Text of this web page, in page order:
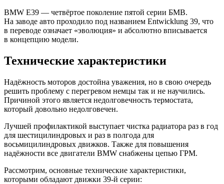
BMW Е39 — четвёртое поколение пятой серии БМВ.
На заводе авто проходило под названием Entwicklung 39, что
в переводе означает «эволюция» и абсолютно вписывается
в концепцию модели.
Технические характеристики
Надёжность моторов достойна уважения, но в свою очередь
решить проблему с перегревом немцы так и не научились.
Причиной этого является недолговечность термостата,
который довольно недолговечен.
Лучшей профилактикой выступает чистка радиатора раз в год
для шестицилиндровых и раз в полгода для
восьмицилиндровых движков. Также для повышения
надёжности все двигатели BMW снабжены цепью ГРМ.
Рассмотрим, основные технические характеристики,
которыми обладают движки 39-й серии: